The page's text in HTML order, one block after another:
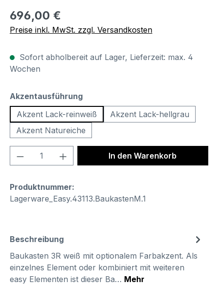
Regulärer Preis:
696,00 €
Preise inkl. MwSt. zzgl. Versandkosten
Sofort abholbereit auf Lager, Lieferzeit: max. 4
Wochen
Akzentausführungauswählen
Akzent Lack-reinweiß
Akzent Lack-hellgrau
Akzent Natureiche
Produkt Anzahl: Gib denIn den Warenkorb
Produktnummer:
Lagerware_Easy.43113.BaukastenM.1
Beschreibung
Baukasten 3R weiß mit optionalem Farbakzent. Als
einzelnes Element oder kombiniert mit weiteren
easy Elementen ist dieser Ba… Mehr